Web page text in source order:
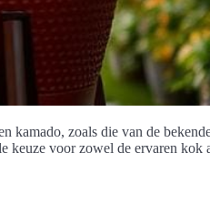
kamado, zoals die van de
keuze voor zowel de ervaren kok